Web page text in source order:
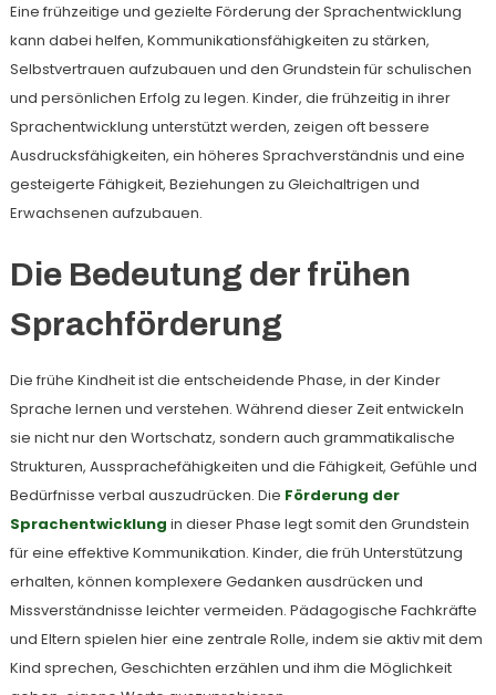
Eine frühzeitige und gezielte Förderung der Sprachentwicklung
kann dabei helfen, Kommunikationsfähigkeiten zu stärken,
Selbstvertrauen aufzubauen und den Grundstein für schulischen
und persönlichen Erfolg zu legen. Kinder, die frühzeitig in ihrer
Sprachentwicklung unterstützt werden, zeigen oft bessere
Ausdrucksfähigkeiten, ein höheres Sprachverständnis und eine
gesteigerte Fähigkeit, Beziehungen zu Gleichaltrigen und
Erwachsenen aufzubauen.
Die Bedeutung der frühen
Sprachförderung
Die frühe Kindheit ist die entscheidende Phase, in der Kinder
Sprache lernen und verstehen. Während dieser Zeit entwickeln
sie nicht nur den Wortschatz, sondern auch grammatikalische
Strukturen, Aussprachefähigkeiten und die Fähigkeit, Gefühle und
Bedürfnisse verbal auszudrücken. Die Förderung der
Sprachentwicklung in dieser Phase legt somit den Grundstein
für eine effektive Kommunikation. Kinder, die früh Unterstützung
erhalten, können komplexere Gedanken ausdrücken und
Missverständnisse leichter vermeiden. Pädagogische Fachkräfte
und Eltern spielen hier eine zentrale Rolle, indem sie aktiv mit dem
Kind sprechen, Geschichten erzählen und ihm die Möglichkeit